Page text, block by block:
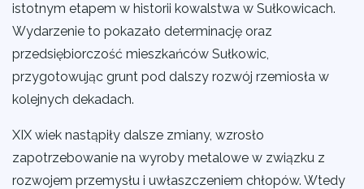
istotnym etapem w historii kowalstwa w Sułkowicach.
Wydarzenie to pokazało determinację oraz
przedsiębiorczość mieszkańców Sułkowic,
przygotowując grunt pod dalszy rozwój rzemiosła w
kolejnych dekadach.
XIX wiek nastąpiły dalsze zmiany, wzrosło
zapotrzebowanie na wyroby metalowe w związku z
rozwojem przemysłu i uwłaszczeniem chłopów. Wtedy